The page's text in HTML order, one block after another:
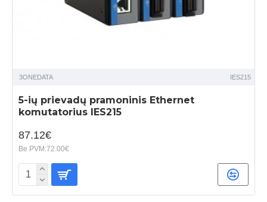
3ONEDATA IES215
5-ių prievadų pramoninis Ethernet
komutatorius IES215
87.12€
Be PVM:72.00€